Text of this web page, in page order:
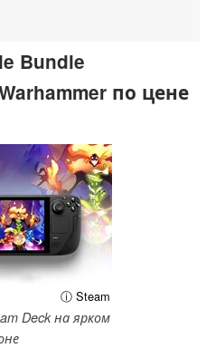
Bundle
по цене
ⓘ Steam
Deck на ярком